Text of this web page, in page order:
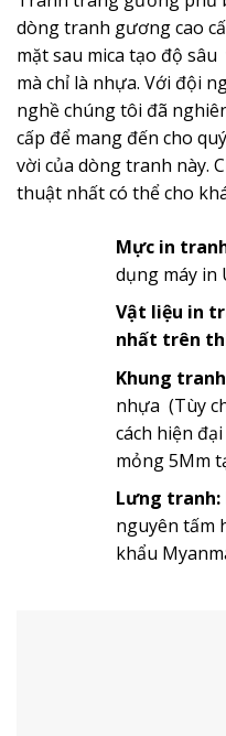
dòng tranh gương cao
mặt sau mica tạo độ
mà chỉ là nhựa. Với đội
nghề chúng tôi đã
cấp để mang đến cho
vời của dòng tranh này.
thuật nhất có thể cho
Mực in
dụng máy in
Vật liệu in
nhất trên
Khung
nhựa (Tùy
cách hiện
mỏng 5Mm
Lưng tranh:
nguyên tấm
khẩu